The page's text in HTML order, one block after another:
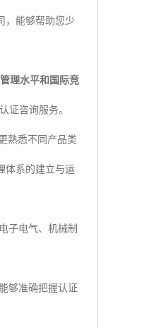
，能够帮助您少
理水平和国际竞
证咨询服务。
熟悉不同产品类
体系的建立与运
子电气、机械制
够准确把握认证